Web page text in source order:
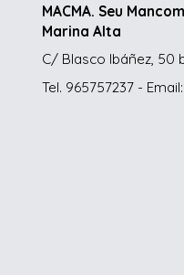
MACMA. Seu
Marina Alta
C/ Blasco Ibáñez, 50
Tel. 965757237 -